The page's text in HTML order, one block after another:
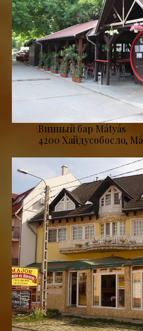
Винный бар Mátyás
4200 Хайдусобосло,